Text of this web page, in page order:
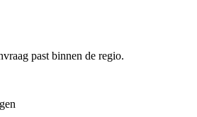
past binnen de regio.